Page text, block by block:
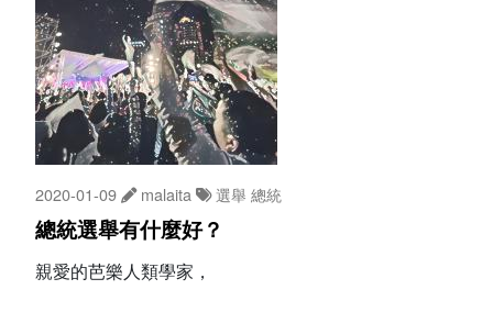
2020-01-09 malaita 選舉 總統
總統選舉有什麼好？
親愛的芭樂人類學家，